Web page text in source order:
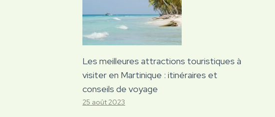
Les meilleures attractions touristiques à
visiter en Martinique : itinéraires et
conseils de voyage
25 août 2023